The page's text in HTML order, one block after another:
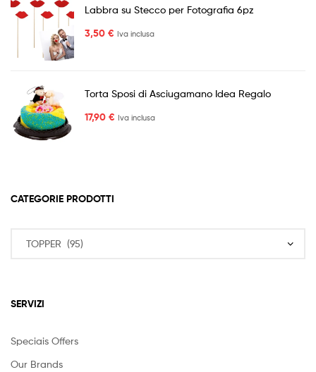
Labbra su Stecco per Fotografia 6pz
3,50 € Iva inclusa
Torta Sposi di Asciugamano Idea Regalo
17,90 € Iva inclusa
CATEGORIE PRODOTTI
SERVIZI
Speciais Offers
Our Brands